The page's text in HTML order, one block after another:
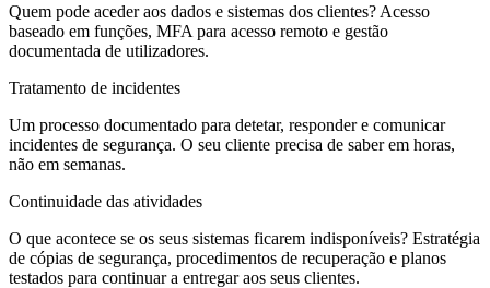
Quem pode aceder aos dados e sistemas dos clientes? Acesso
baseado em funções, MFA para acesso remoto e gestão
documentada de utilizadores.
Tratamento de incidentes
Um processo documentado para detetar, responder e comunicar
incidentes de segurança. O seu cliente precisa de saber em horas,
não em semanas.
Continuidade das atividades
O que acontece se os seus sistemas ficarem indisponíveis? Estratégia
de cópias de segurança, procedimentos de recuperação e planos
testados para continuar a entregar aos seus clientes.